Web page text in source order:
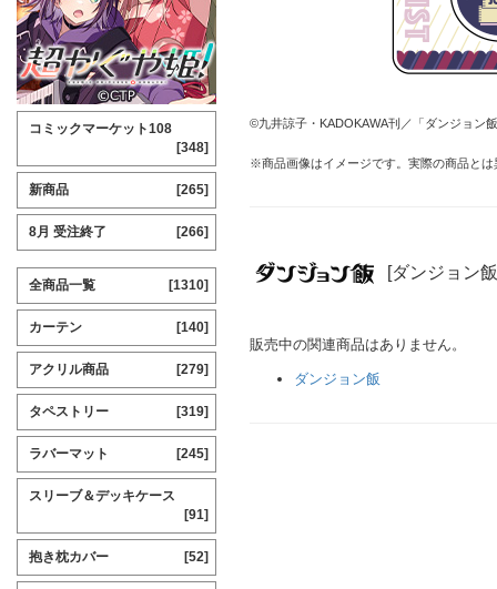
©九井諒子・KADOKAWA刊／「ダンジョン
※商品画像はイメージです。実際の商品と
[ダンジョン
販売中の関連商品はありません。
ダンジョン飯
コミックマーケット108
[348]
新商品 [265]
8月 受注終了 [266]
全商品一覧 [1310]
カーテン [140]
アクリル商品 [279]
タペストリー [319]
ラバーマット [245]
スリーブ＆デッキケース
[91]
抱き枕カバー [52]